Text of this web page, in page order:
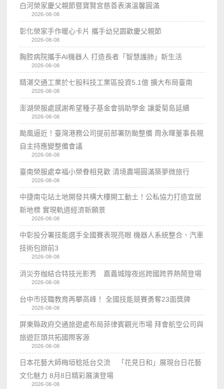
白河榮家慶父親節暨寶賢宮慈善表演溫馨圓滿
2026-08-08
彰化榮家手作暖心卡片 攜手幼兒園歡慶父親節
2026-08-08
胸腔病院攜手AI機器人 打造長者「智慧護肺」新生活
2026-08-08
精湛交通工業於七股科技工業區投資5.1億 擴大布局臺南
2026-08-08
澎湖榮服處感謝希望種子基金會捐助學金 讓愛菊島延續
2026-08-08
颱風逼近！臺灣港務公司提前部署防颱整備 周永暉董事長親
自主持應變整備會議
2026-08-08
臺南榮服處幸福小榮眷相見歡 清境農場圓滿築夢微旅行
2026-08-08
中捷南屯站土地開發共構大樓開工動土！公私協力打造宜居
新地標 實現軌道經濟新願景
2026-08-08
中彰投分署技能選手全國賽表現亮眼 機器人系統整合、汽車
技術包辦前3
2026-08-08
消災夯枷結合特技光影秀 嘉義城隍夜巡跨國跨界熱鬧登場
2026-08-08
台中市技職教育再攀高峰！ 全國技能競賽勇奪23面獎牌
2026-08-08
屏東縣政府交通旅遊處布局菲律賓觀光市場 拜會航空公司與
旅遊巨頭共拓國際客源
2026-08-08
日本花藝大師梅垣稔抵台交流 「花見日和」展現台日花藝
文化魅力 8月8日精彩展演登場
2026-08-08